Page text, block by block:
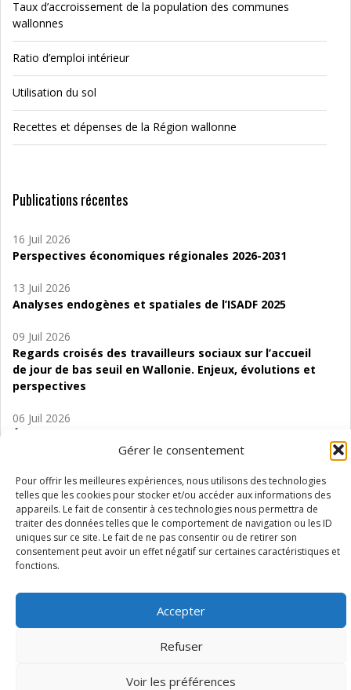
Gérer le consentement
Pour offrir les meilleures expériences, nous utilisons des technologies
telles que les cookies pour stocker et/ou accéder aux informations des
appareils. Le fait de consentir à ces technologies nous permettra de
traiter des données telles que le comportement de navigation ou les ID
uniques sur ce site. Le fait de ne pas consentir ou de retirer son
consentement peut avoir un effet négatif sur certaines caractéristiques et
fonctions.
Accepter
Refuser
Voir les préférences
Taux d’accroissement de la population des communes
wallonnes
Ratio d’emploi intérieur
Utilisation du sol
Recettes et dépenses de la Région wallonne
Publications récentes
16 Juil 2026
Perspectives économiques régionales 2026-2031
13 Juil 2026
Analyses endogènes et spatiales de l’ISADF 2025
09 Juil 2026
Regards croisés des travailleurs sociaux sur l’accueil
de jour de bas seuil en Wallonie. Enjeux, évolutions et
perspectives
06 Juil 2026
Étude d’évaluabilité des Structures
d’accompagnement à l’autocréation d’emploi (SAACE)
01 Juil 2026
Pénurie du personnel infirmier :quels indicateurs
d’offre de soins pour comprendre la situation en
Wallonie ?
Médiateur